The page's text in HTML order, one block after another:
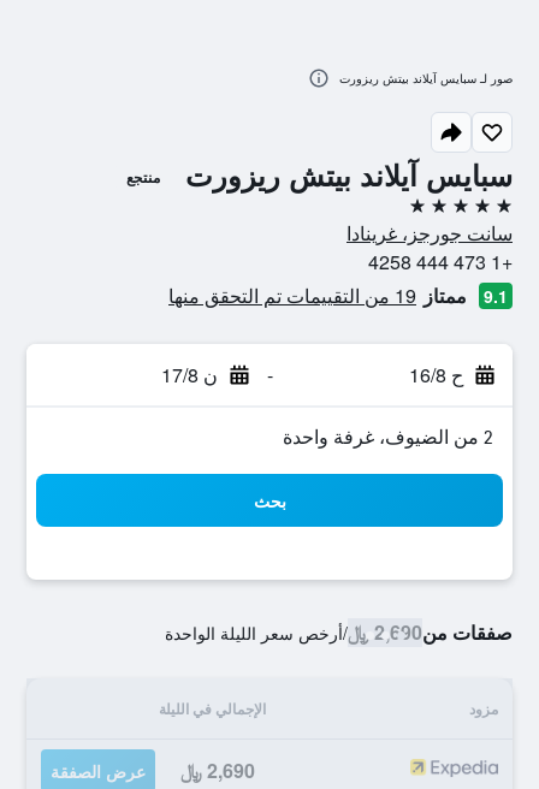
سبايس آيلاند بيتش ريزورت منتجع
5 نجوم
سانت جورجز، غرينادا
+1 473 444 4258
9.1 ممتاز 19 من التقييمات تم التحقق منها
ح 16/8 - ن 17/8
2 من الضيوف، غرفة واحدة
بحث
صفقات من2,690 ﷼ /أرخص سعر الليلة الواحدة
مزود الإجمالي في الليلة
2,690 ﷼ عرض الصفقة
صور لـ سبايس آيلاند بيتش ريزورت